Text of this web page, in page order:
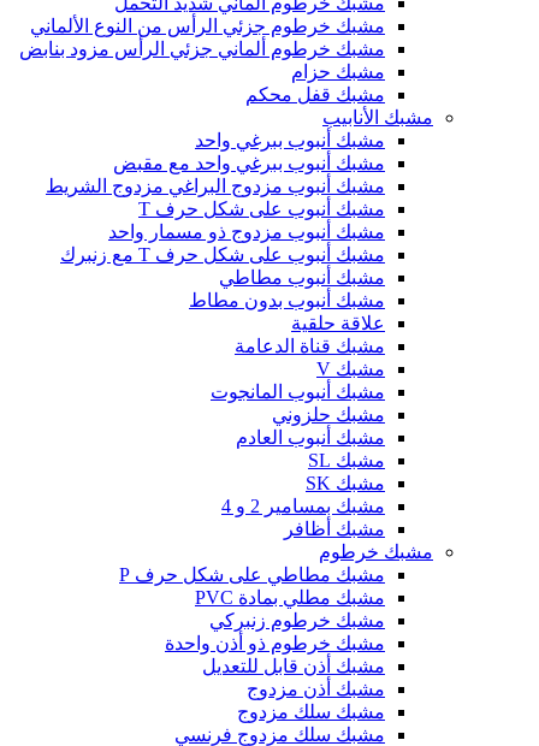
مشبك خرطوم جزئي الرأس من النوع الألماني
مشبك خرطوم ألماني جزئي الرأس مزود بنابض
مشبك حزام
مشبك قفل محكم
مشبك الأنابيب
مشبك أنبوب ببرغي واحد
مشبك أنبوب ببرغي واحد مع مقبض
مشبك أنبوب مزدوج البراغي مزدوج الشريط
مشبك أنبوب على شكل حرف T
مشبك أنبوب مزدوج ذو مسمار واحد
مشبك أنبوب على شكل حرف T مع زنبرك
مشبك أنبوب مطاطي
مشبك أنبوب بدون مطاط
علاقة حلقية
مشبك قناة الدعامة
مشبك V
مشبك أنبوب المانجوت
مشبك حلزوني
مشبك أنبوب العادم
مشبك SL
مشبك SK
مشبك بمسامير 2 و 4
مشبك أظافر
مشبك خرطوم
مشبك مطاطي على شكل حرف P
مشبك مطلي بمادة PVC
مشبك خرطوم زنبركي
مشبك خرطوم ذو أذن واحدة
مشبك أذن قابل للتعديل
مشبك أذن مزدوج
مشبك سلك مزدوج
مشبك سلك مزدوج فرنسي